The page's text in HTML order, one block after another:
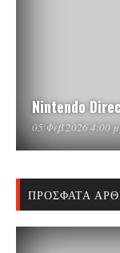
Nintendo
05 Φεβ 2026 4:00
ΠΡΌΣΦΑΤΑ